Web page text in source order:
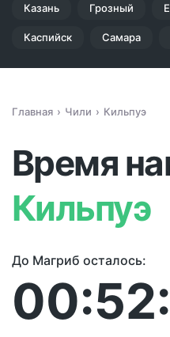
Казань Грозный
Каспийск Самара
Главная Чили Кильпуэ
Время
Кильпуэ
До Магриб осталось: